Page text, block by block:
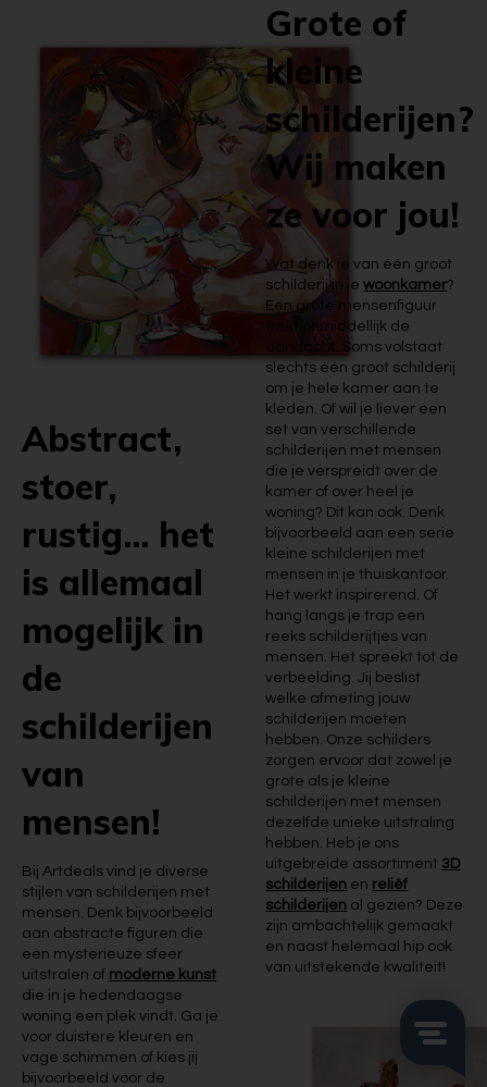
Abstract,
stoer,
rustig... het
is allemaal
mogelijk in
de
schilderijen
van
mensen!
Bij Artdeals vind je diverse
stijlen van schilderijen met
mensen. Denk bijvoorbeeld
aan abstracte figuren die
een mysterieuze sfeer
uitstralen of moderne kunst
die in je hedendaagse
woning een plek vindt. Ga je
voor duistere kleuren en
vage schimmen of kies jij
bijvoorbeeld voor de
Grote of
kleine
schilderijen?
Wij maken
ze voor jou!
Wat denk je van één groot
schilderij in jewoonkamer?
Een grote mensenfiguur
trekt onmiddellijk de
aandacht. Soms volstaat
slechts één groot schilderij
om je hele kamer aan te
kleden. Of wil je liever een
set van verschillende
schilderijen met mensen
die je verspreidt over de
kamer of over heel je
woning? Dit kan ook. Denk
bijvoorbeeld aan een serie
kleine schilderijen met
mensen in je thuiskantoor.
Het werkt inspirerend. Of
hang langs je trap een
reeks schilderijtjes van
mensen. Het spreekt tot de
verbeelding. Jij beslist
welke afmeting jouw
schilderijen moeten
hebben. Onze schilders
zorgen ervoor dat zowel je
grote als je kleine
schilderijen met mensen
dezelfde unieke uitstraling
hebben. Heb je ons
uitgebreide assortiment 3D
schilderijen en reliëf
schilderijen al gezien? Deze
zijn ambachtelijk gemaakt
en naast helemaal hip ook
van uitstekende kwaliteit!